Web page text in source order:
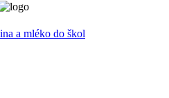
a mléko do škol